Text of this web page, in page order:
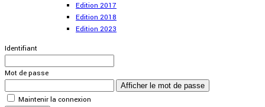
Edition 2017
Edition 2018
Edition 2023
Identifiant
Mot de passe
Afficher le mot de passe
Maintenir la connexion